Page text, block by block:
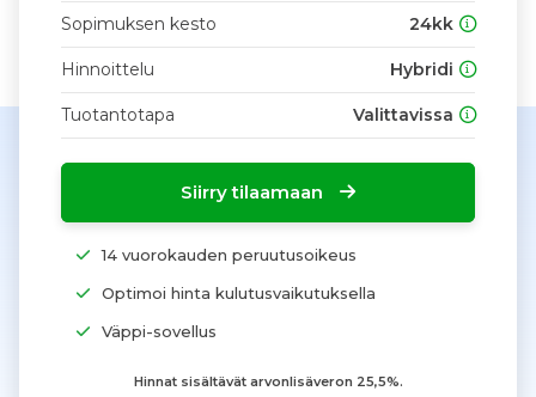
Sopimuksen kesto 24kk
Hinnoittelu Hybridi
Tuotantotapa Valittavissa
Siirry tilaamaan
14 vuorokauden peruutusoikeus
Optimoi hinta kulutusvaikutuksella
Väppi-sovellus
Hinnat sisältävät arvonlisäveron 25,5%.